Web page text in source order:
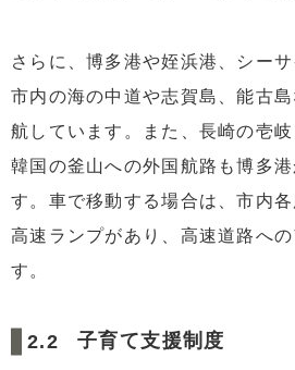
さらに、博多港や姪浜港、シーサ
市内の海の中道や志賀島、能古
航しています。また、長崎の壱
韓国の釜山への外国航路も博多
す。車で移動する場合は、市内
高速ランプがあり、高速道路へ
す。
子育て支援制度